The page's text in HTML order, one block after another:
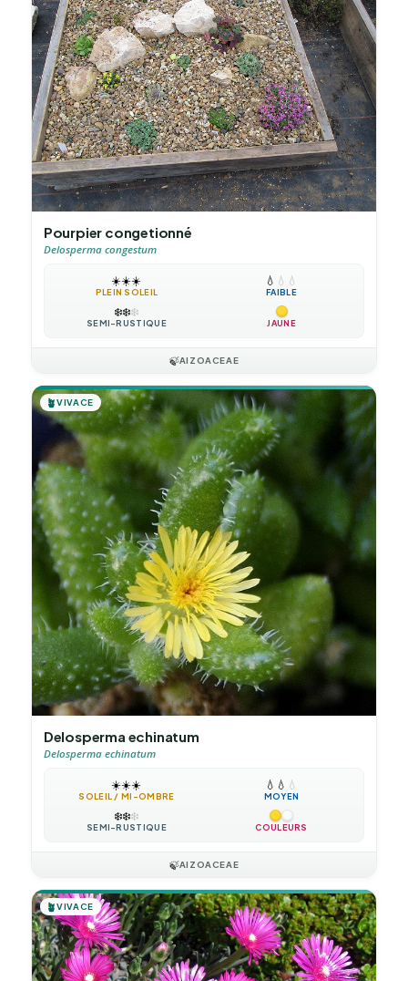
Pourpier congetionné
Delosperma congestum
☀️☀️☀️
PLEIN SOLEIL
💧 💧 💧
FAIBLE
❄️❄️❄️
SEMI-RUSTIQUE JAUNE
🍃AIZOACEAE
🪴VIVACE
Delosperma echinatum
Delosperma echinatum
☀️☀️☀️
SOLEIL / MI-OMBRE
💧 💧 💧
MOYEN
❄️❄️❄️
SEMI-RUSTIQUE COULEURS
🍃AIZOACEAE
🪴VIVACE